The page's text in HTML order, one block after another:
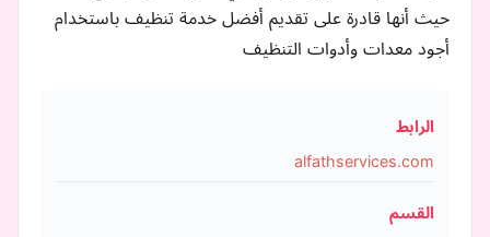
حيث أنها قادرة على تقديم أفضل خدمة تنظيف باستخدام
أجود معدات وأدوات التنظيف
الرابط
alfathservices.com
القسم